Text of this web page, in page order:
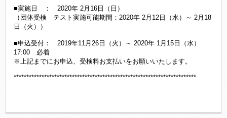
■実施日 ： 2020年 2月16日（日）
（団体受検 テスト実施可能期間：2020年 2月12日（水）～ 2月18
日（火））
■申込受付： 2019年11月26日（火）～ 2020年 1月15日（水）
17:00 必着
※上記までにお申込、受検料お支払いをお願いいたします。
************************************************************************